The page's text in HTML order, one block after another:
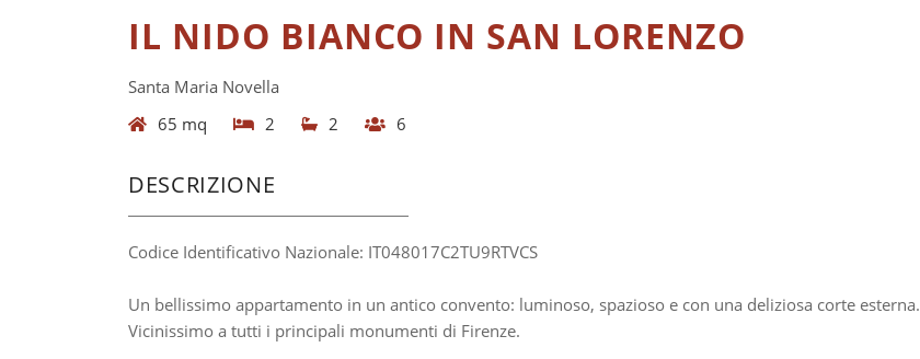
IL NIDO BIANCO IN SAN LORENZO
Santa Maria Novella
65 mq
2 2 6
DESCRIZIONE
Codice Identificativo Nazionale: IT048017C2TU9RTVCS
Un bellissimo appartamento in un antico convento: luminoso, spazioso e con una deliziosa corte esterna.
Vicinissimo a tutti i principali monumenti di Firenze.